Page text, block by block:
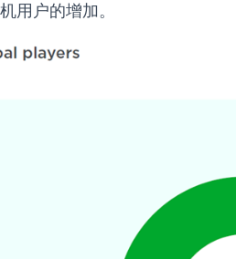
用户的增加。